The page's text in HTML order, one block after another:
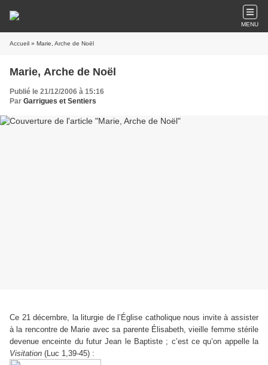
MENU
Accueil » Marie, Arche de Noël
Marie, Arche de Noël
Publié le 21/12/2006 à 15:16
Par Garrigues et Sentiers
Ce 21 décembre, la liturgie de l’Église catholique nous invite à assister
à la rencontre de Marie avec sa parente Élisabeth, vieille femme stérile
devenue enceinte du futur Jean le Baptiste ; c’est ce qu’on appelle la
Visitation (Luc 1,39-45) :